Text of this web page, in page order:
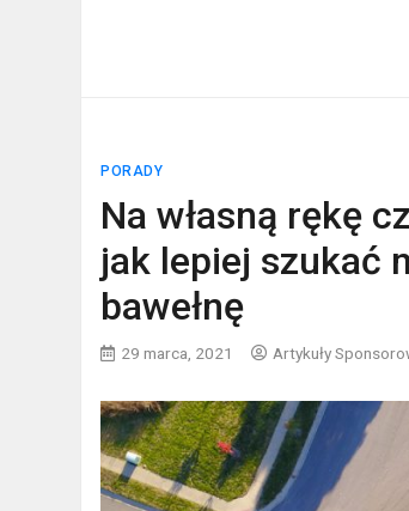
PORADY
Na własną rękę
jak lepiej szukać
bawełnę
29 marca, 2021 Artykuły